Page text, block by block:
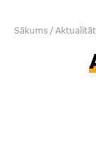
Sākums /